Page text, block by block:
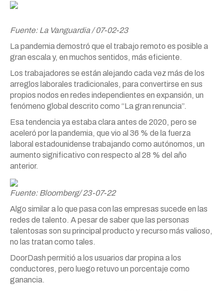
Fuente: La Vanguardia / 07-02-23
La pandemia demostró que el trabajo remoto es posible a
gran escala y, en muchos sentidos, más eficiente.
Los trabajadores se están alejando cada vez más de los
arreglos laborales tradicionales, para convertirse en sus
propios nodos en redes independientes en expansión, un
fenómeno global descrito como “La gran renuncia”.
Esa tendencia ya estaba clara antes de 2020, pero se
aceleró por la pandemia, que vio al 36 % de la fuerza
laboral estadounidense trabajando como autónomos, un
aumento significativo con respecto al 28 % del año
anterior.
Fuente: Bloomberg/ 23-07-22
Algo similar a lo que pasa con las empresas sucede en las
redes de talento. A pesar de saber que las personas
talentosas son su principal producto y recurso más valioso,
no las tratan como tales.
DoorDash permitió a los usuarios dar propina a los
conductores, pero luego retuvo un porcentaje como
ganancia.